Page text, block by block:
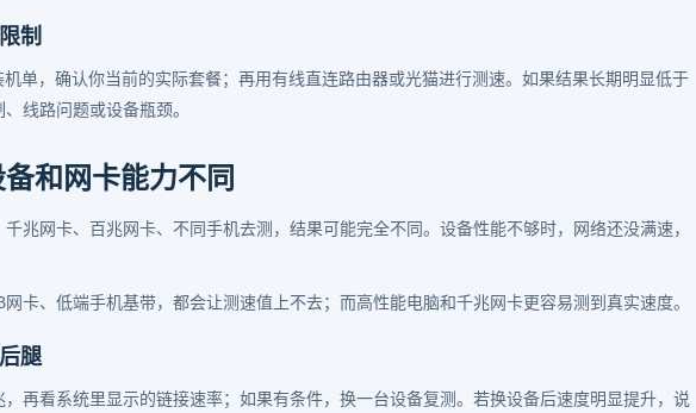
制
单，确认你当前的实际套餐；再用有线直连路由器或光猫进行测速。如果结果长期明显低于
线路问题或设备瓶颈。
和网卡能力不同
兆网卡、百兆网卡、不同手机去测，结果可能完全不同。设备性能不够时，网络还没满速，
网卡、低端手机基带，都会让测速值上不去；而高性能电脑和千兆网卡更容易测到真实速度。
腿
再看系统里显示的链接速率；如果有条件，换一台设备复测。若换设备后速度明显提升，说